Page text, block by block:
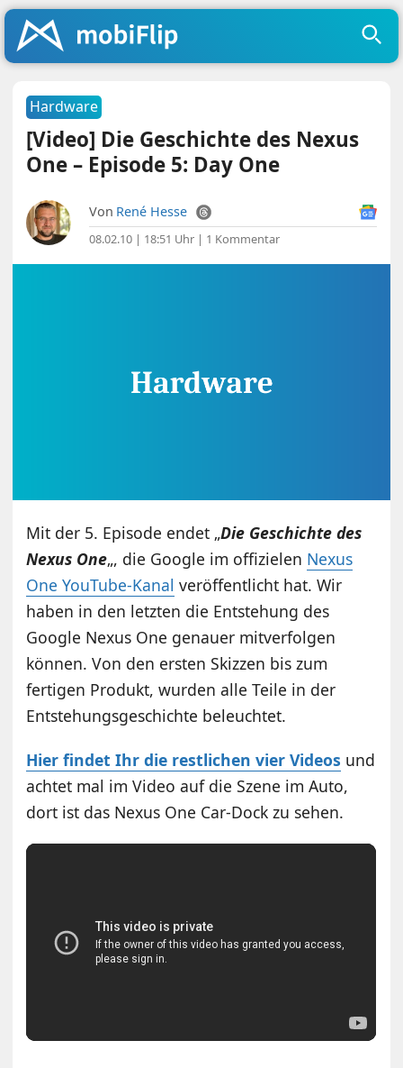
Hardware
[Video] Die Geschichte des Nexus
One – Episode 5: Day One
Von René Hesse
08.02.10 | 18:51 Uhr | 1 Kommentar
Mit der 5. Episode endet „Die Geschichte des
Nexus One„, die Google im offizielen Nexus
One YouTube-Kanal veröffentlicht hat. Wir
haben in den letzten die Entstehung des
Google Nexus One genauer mitverfolgen
können. Von den ersten Skizzen bis zum
fertigen Produkt, wurden alle Teile in der
Entstehungsgeschichte beleuchtet.
Hier findet Ihr die restlichen vier Videos und
achtet mal im Video auf die Szene im Auto,
dort ist das Nexus One Car-Dock zu sehen.